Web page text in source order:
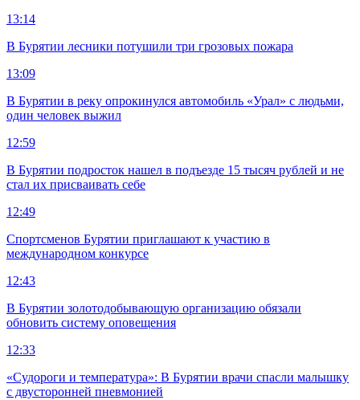
13:14
В Бурятии лесники потушили три грозовых пожара
13:09
В Бурятии в реку опрокинулся автомобиль «Урал» с людьми,
один человек выжил
12:59
В Бурятии подросток нашел в подъезде 15 тысяч рублей и не
стал их присваивать себе
12:49
Спортсменов Бурятии приглашают к участию в
международном конкурсе
12:43
В Бурятии золотодобывающую организацию обязали
обновить систему оповещения
12:33
«Судороги и температура»: В Бурятии врачи спасли малышку
с двусторонней пневмонией